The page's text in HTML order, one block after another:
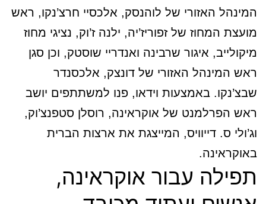
המינהל האזורי של לוהנסק, אלכסיי חרצ’נקו, ראש
מועצת המחוז של זפוריז’יה, ילנה ז’וק, נציגי מחוז
מיקולייב, איגור שרבינה ואנדריי שוסטק, וכן סגן
ראש המינהל האזורי של דונצק, אלכסנדר
שבצ’נקו. באמצעות וידאו, פנו למשתתפים יושב
ראש הפרלמנט של אוקראינה, רוסלן סטפנצ’וק,
וג’ולי ס. דייוויס, המייצגת את ארצות הברית
באוקראינה.
תפילה עבור אוקראינה,